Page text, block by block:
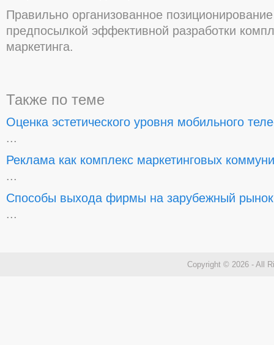
Правильно организованное
предпосылкой эффективной разработки
маркетинга.
Также по теме
Оценка эстетического уровня мобильного
...
Реклама как комплекс маркетинговых
...
Способы выхода фирмы на зарубежный рынок
...
Copyright © 2026 - All